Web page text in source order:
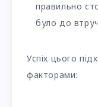
правильно
було до
Успіх цього
факторами: